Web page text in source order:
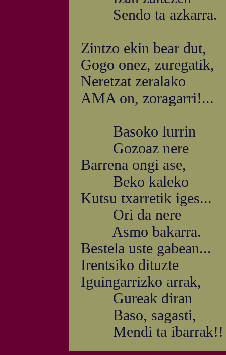
Sendo ta azkarra.
Zintzo ekin bear dut,
Gogo onez, zuregatik,
Neretzat zeralako
AMA on, zoragarri!...
Basoko lurrin
Gozoaz nere
Barrena ongi ase,
Beko kaleko
Kutsu txarretik iges...
Ori da nere
Asmo bakarra.
Bestela uste gabean...
Irentsiko dituzte
Iguingarrizko arrak,
Gureak diran
Baso, sagasti,
Mendi ta ibarrak!!